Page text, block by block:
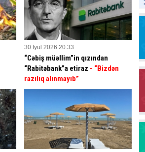
30 İyul 2026 20:33
“Cəbiş müəllim”in qızından
“Rabitəbank”a etiraz - “Bizdən
razılıq alınmayıb”